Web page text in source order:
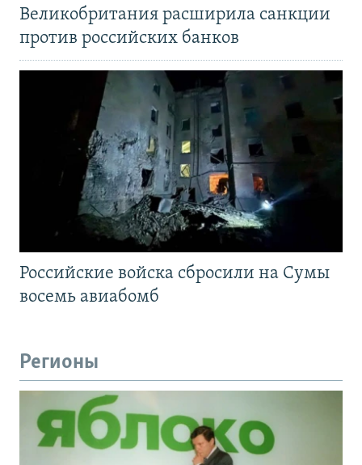
Великобритания расширила санкции
против российских банков
Российские войска сбросили на Сумы
восемь авиабомб
Регионы